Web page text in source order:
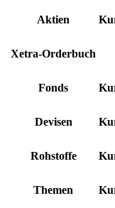
Aktien
Xetra-Orderbuch
Fonds
Devisen
Rohstoffe
Themen